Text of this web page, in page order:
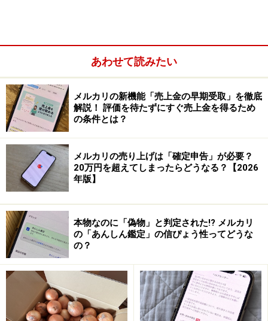
招待コードとは、メルカリに登録しているユーザー全員
が個別に持っているもので、招待される人がメルカリに
会員登録をするときに使います。
入力方法はとても簡単で、メールアドレスなどを入力す
るときに招待コードも一緒に書き込みます。そしてメル
あわせて読みたい
メルカリの新機能「売上金の早期受取」を徹底
解説！ 評価を待たずにすぐ売上金を得るため
の条件とは？
メルカリの売り上げは「確定申告」が必要？
20万円を超えてしまったらどうなる？【2026
年版】
本物なのに「偽物」と判定された!? メルカリ
の「あんしん鑑定」の信ぴょう性ってどうな
の？